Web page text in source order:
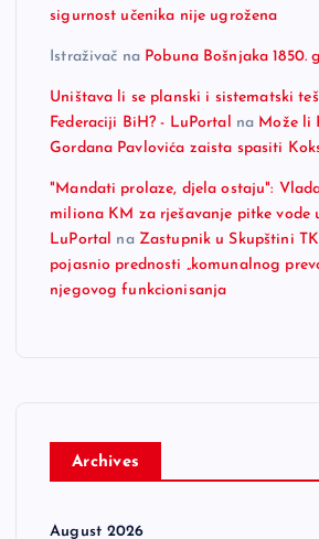
sigurnost učenika nije ugrožena
Istraživač na Pobuna Bošnjaka 1850.
Uništava li se planski i sistematski
Federaciji BiH? - LuPortal
na Može li
Gordana Pavlovića zaista spasiti
"Mandati prolaze, djela ostaju":
miliona KM za rješavanje pitke vode
LuPortal na Zastupnik u Skupštini
pojasnio prednosti „komunalnog
njegovog funkcionisanja
Archives
August 2026